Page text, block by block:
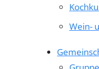
Wein-